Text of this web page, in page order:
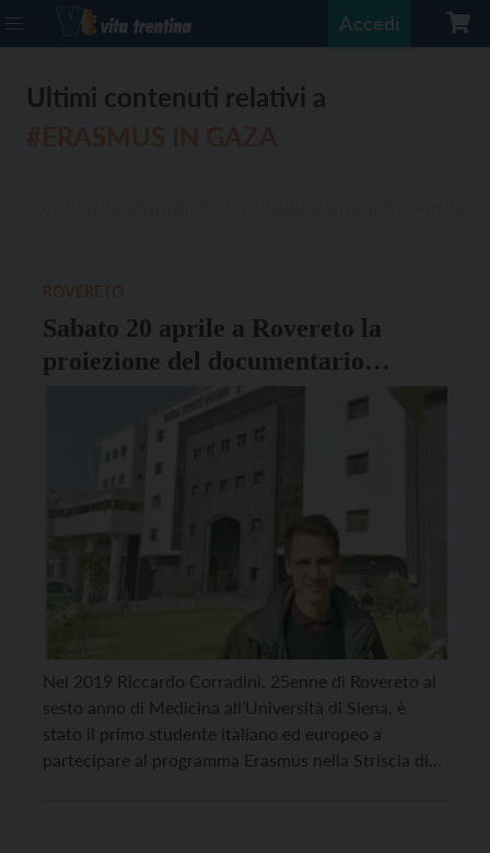
Accedi
Ultimi contenuti relativi a
Sabato 20 aprile a Rovereto la
proiezione del documentario
Nel 2019 Riccardo Corradini, 25enne di Rovereto al
sesto anno di Medicina all’Università di Siena, è
stato il primo studente italiano ed europeo a
partecipare al programma Erasmus nella Striscia di